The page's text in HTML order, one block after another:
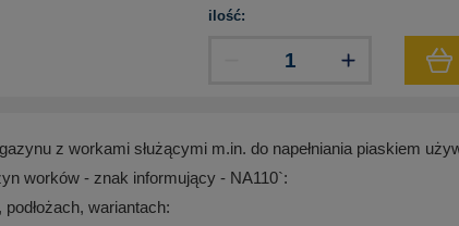
ilość:
z workami służącymi m.in. do napełniania piaskiem
worków - znak informujący - NA110`:
wariantach: